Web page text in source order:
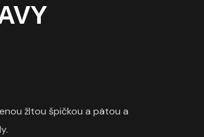
žltou špičkou a pätou a